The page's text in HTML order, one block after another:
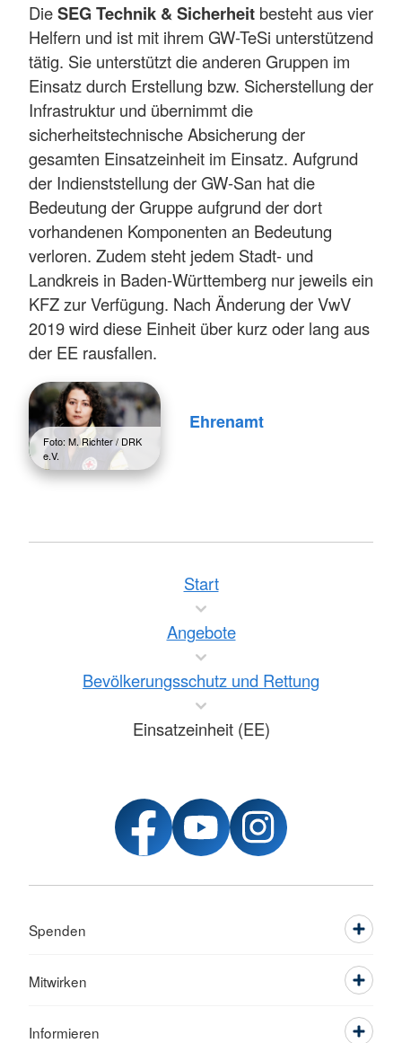
DieSEG Technik & Sicherheit besteht aus vier
Helfern und ist mit ihrem GW-TeSi unterstützend
tätig. Sie unterstützt die anderen Gruppen im
Einsatz durch Erstellung bzw. Sicherstellung der
Infrastruktur und übernimmt die
sicherheitstechnische Absicherung der
gesamten Einsatzeinheit im Einsatz. Aufgrund
der Indienststellung der GW-San hat die
Bedeutung der Gruppe aufgrund der dort
vorhandenen Komponenten an Bedeutung
verloren. Zudem steht jedem Stadt- und
Landkreis in Baden-Württemberg nur jeweils ein
KFZ zur Verfügung. Nach Änderung der VwV
2019 wird diese Einheit über kurz oder lang aus
der EE rausfallen.
Foto: M. Richter / DRK
e.V.
Ehrenamt
Start
Angebote
Bevölkerungsschutz und Rettung
Einsatzeinheit (EE)
Spenden
Mitwirken
Informieren